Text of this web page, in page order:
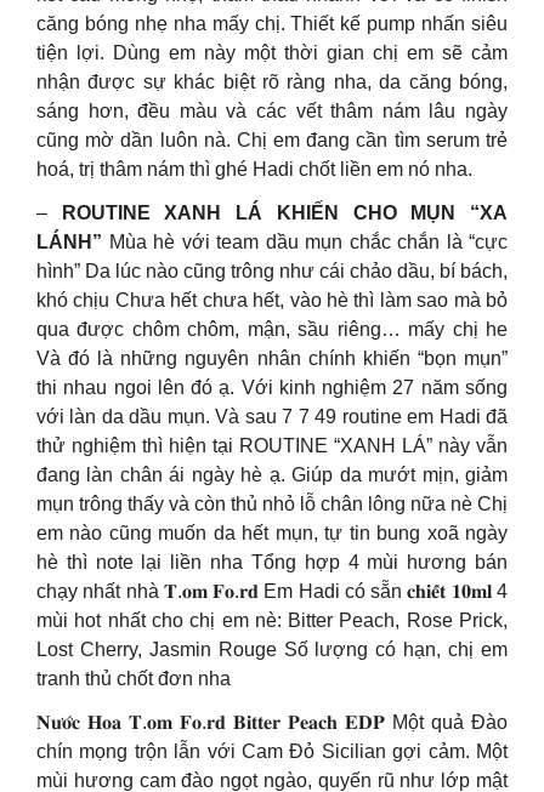
căng bóng nhẹ nha mấy chị. Thiết kế pump nhấn siêu
tiện lợi. Dùng em này một thời gian chị em sẽ cảm
nhận được sự khác biệt rõ ràng nha, da căng bóng,
sáng hơn, đều màu và các vết thâm nám lâu ngày
cũng mờ dần luôn nà. Chị em đang cần tìm serum trẻ
hoá, trị thâm nám thì ghé Hadi chốt liền em nó nha.
–
ROUTINE XANH LÁ KHIẾN CHO MỤN “XA
LÁNH” Mùa hè với team dầu mụn chắc chắn là “cực
hình” Da lúc nào cũng trông như cái chảo dầu, bí bách,
khó chịu Chưa hết chưa hết, vào hè thì làm sao mà bỏ
qua được chôm chôm, mận, sầu riêng… mấy chị he
Và đó là những nguyên nhân chính khiến “bọn mụn”
thi nhau ngoi lên đó ạ. Với kinh nghiệm 27 năm sống
với làn da dầu mụn. Và sau 7 7 49 routine em Hadi đã
thử nghiệm thì hiện tại ROUTINE “XANH LÁ” này vẫn
đang làn chân ái ngày hè ạ. Giúp da mướt mịn, giảm
mụn trông thấy và còn thủ nhỏ lỗ chân lông nữa nè Chị
em nào cũng muốn da hết mụn, tự tin bung xoã ngày
hè thì note lại liền nha Tổng hợp 4 mùi hương bán
chạy nhất nhà 𝐓.𝐨𝐦 𝐅𝐨.𝐫𝐝 Em Hadi có sẵn 𝐜𝐡𝐢𝐞̂́𝐭 𝟏𝟎𝐦𝐥 4
mùi hot nhất cho chị em nè: Bitter Peach, Rose Prick,
Lost Cherry, Jasmin Rouge Số lượng có hạn, chị em
tranh thủ chốt đơn nha
𝐍𝐮̛𝐨̛́𝐜 𝐇𝐨𝐚 𝐓.𝐨𝐦 𝐅𝐨.𝐫𝐝 𝐁𝐢𝐭𝐭𝐞𝐫 𝐏𝐞𝐚𝐜𝐡 𝐄𝐃𝐏 Một quả Đào
chín mọng trộn lẫn với Cam Đỏ Sicilian gợi cảm. Một
mùi hương cam đào ngọt ngào, quyến rũ như lớp mật